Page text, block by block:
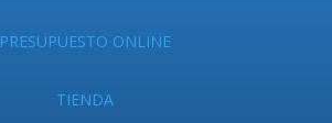
PRESUPUESTO ONLINE
TIENDA